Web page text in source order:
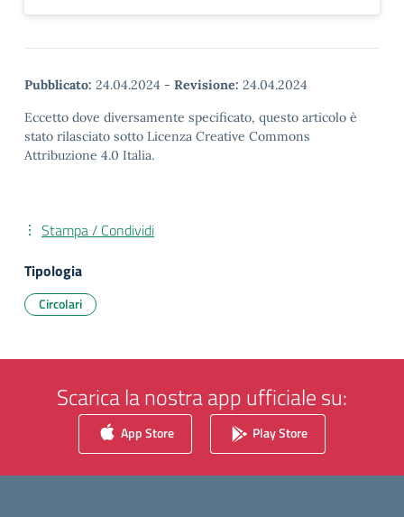
Pubblicato: 24.04.2024 - Revisione: 24.04.2024
Eccetto dove diversamente specificato, questo articolo è
stato rilasciato sotto Licenza Creative Commons
Attribuzione 4.0 Italia.
Stampa / Condividi
Tipologia
Circolari
Scarica la nostra app ufficiale su:
App Store Play Store